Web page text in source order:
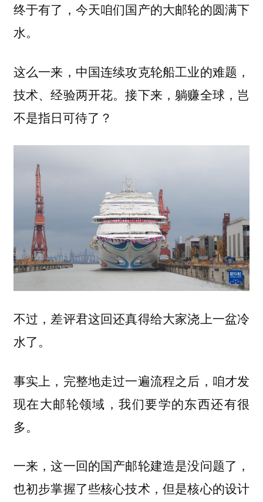
终于有了，今天咱们国产的大邮轮的圆满下
水。
这么一来，中国连续攻克轮船工业的难题，
技术、经验两开花。接下来，躺赚全球，岂
不是指日可待了？
不过，差评君这回还真得给大家浇上一盆冷
水了。
事实上，完整地走过一遍流程之后，咱才发
现在大邮轮领域，我们要学的东西还有很
多。
一来，这一回的国产邮轮建造是没问题了，
也初步掌握了些核心技术，但是核心的设计